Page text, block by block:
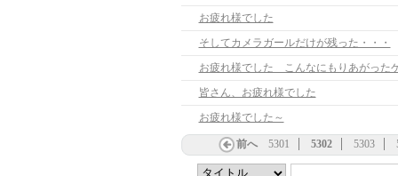
お疲れ様でした
そしてカメラガールだけが残った・・・
皆さん、お疲れ様でした
お疲れ様でした～
前へ 5301 5302 5303